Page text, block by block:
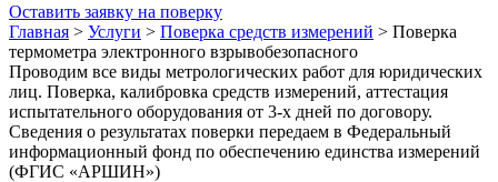
Оставить заявку на поверку
Главная > Услуги > Поверка средств измерений > Поверка
термометра электронного взрывобезопасного
Проводим все виды метрологических работ для юридических
лиц. Поверка, калибровка средств измерений, аттестация
испытательного оборудования от 3-х дней по договору.
Сведения о результатах поверки передаем в Федеральный
информационный фонд по обеспечению единства измерений
(ФГИС «АРШИН»)